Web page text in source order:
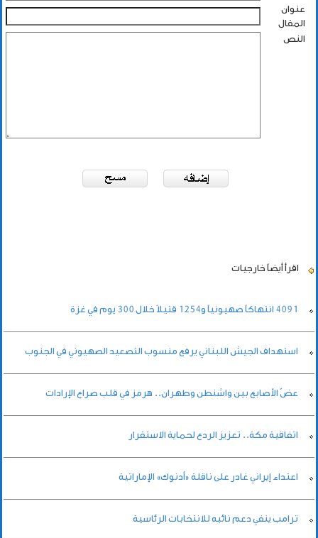
عنوان
المقال
النص
اقرأ أيضاً خارجيات
4091 انتهاكاً صهيونياً و1254 قتيلاً خلال 300 يوم في غزة
استهداف الجيش اللبناني يرفع منسوب التصعيد الصهيوني في الجنوب
عضّ الأصابع بين واشنطن وطهران.. هرمز في قلب صراع الإرادات
اتفاقية مكة.. تعزيز الردع لحماية الاستقرار
اعتداء إيراني غادر على ناقلة «أدنوك» الإماراتية
ترامب ينفي دعم نائبه للانتخابات الرئاسية